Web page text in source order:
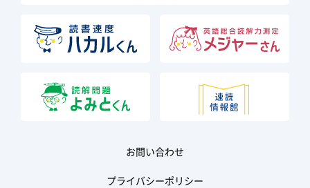
お問い合わせ
プライバシーポリシー